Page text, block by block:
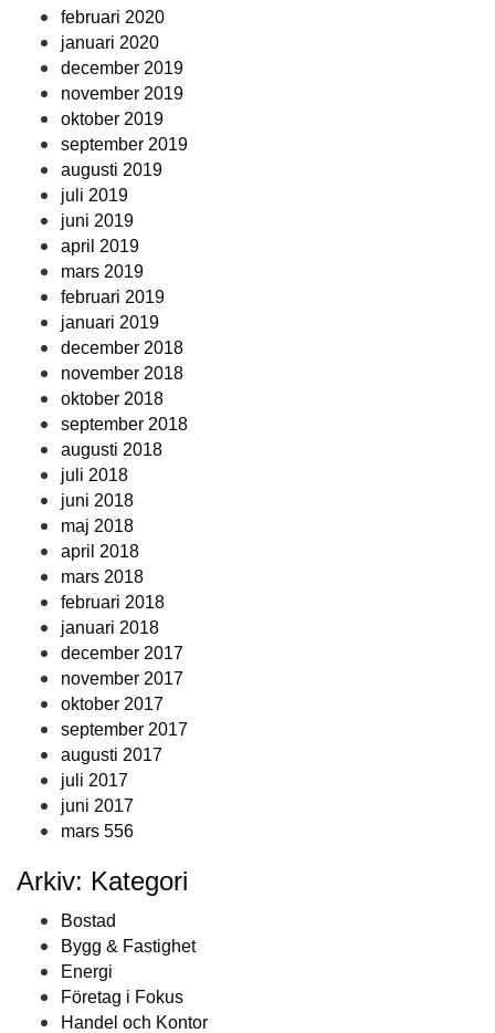
februari 2020
januari 2020
december 2019
november 2019
oktober 2019
september 2019
augusti 2019
juli 2019
juni 2019
april 2019
mars 2019
februari 2019
januari 2019
december 2018
november 2018
oktober 2018
september 2018
augusti 2018
juli 2018
juni 2018
maj 2018
april 2018
mars 2018
februari 2018
januari 2018
december 2017
november 2017
oktober 2017
september 2017
augusti 2017
juli 2017
juni 2017
mars 556
Arkiv: Kategori
Bostad
Bygg & Fastighet
Energi
Företag i Fokus
Handel och Kontor